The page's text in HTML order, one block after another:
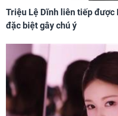
Triệu Lệ Dĩnh liên tiếp được
đặc biệt gây chú ý